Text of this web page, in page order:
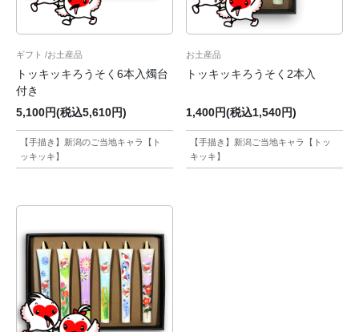
ギフト お土産品
トッキッキろうそく6本入燭台
付き
5,100円(税込5,610円)
【手描き】新潟のご当地キャラ【ト
ッキッキ】
お土産品
トッキッキろうそく2本入
1,400円(税込1,540円)
【手描き】新潟ご当地キャラ【トッ
キッキ】